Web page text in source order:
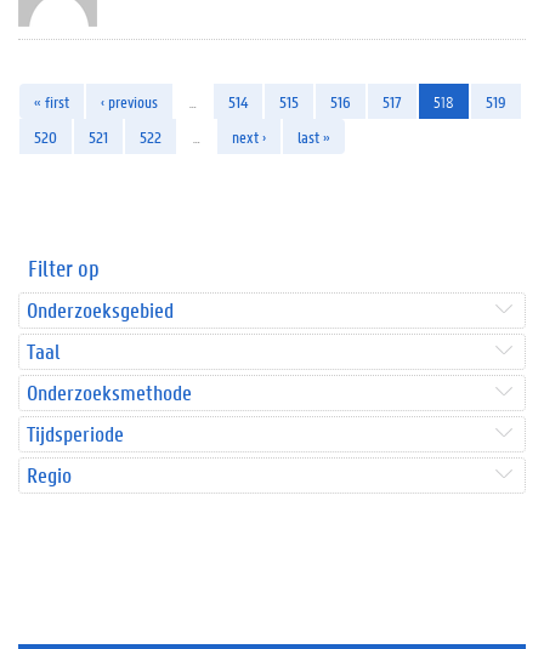
« first ‹ previous 514 515 516 517 518
519
520
521 522 next › last »
Filter op
Onderzoeksgebied
Taal
Onderzoeksmethode
Tijdsperiode
Regio